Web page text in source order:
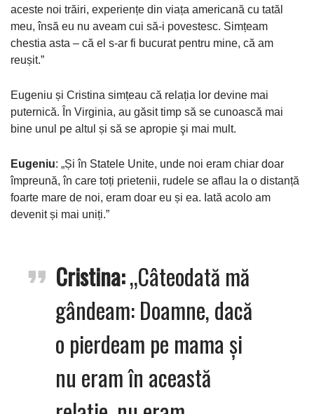
aceste noi trăiri, experiențe din viața americană cu tatăl
meu, însă eu nu aveam cui să-i povestesc. Simțeam
chestia asta – că el s-ar fi bucurat pentru mine, că am
reușit.”
Eugeniu și Cristina simțeau că relația lor devine mai
puternică. În Virginia, au găsit timp să se cunoască mai
bine unul pe altul și să se apropie şi mai mult.
Eugeniu: „Și în Statele Unite, unde noi eram chiar doar
împreună, în care toți prietenii, rudele se aflau la o distanță
foarte mare de noi, eram doar eu și ea. Iată acolo am
devenit și mai uniți.”
Cristina:„Câteodată mă
gândeam: Doamne, dacă
o pierdeam pe mama și
nu eram în această